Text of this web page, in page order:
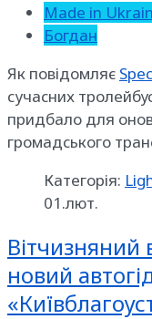
Made in
Богдан
Як повідомляє
сучасних
придбало для
громадського
Категорія:
01.лют.
новий